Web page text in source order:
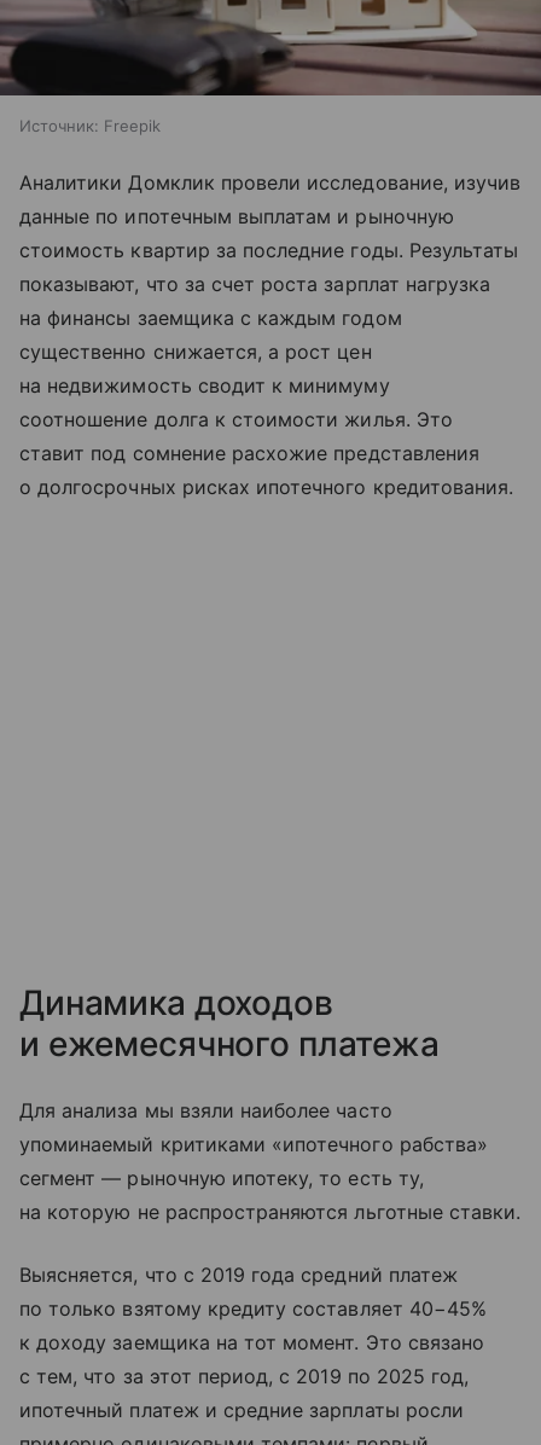
Источник: Freepik
Аналитики Домклик провели исследование, изучив
данные по ипотечным выплатам и рыночную
стоимость квартир за последние годы. Результаты
показывают, что за счет роста зарплат нагрузка
на финансы заемщика с каждым годом
существенно снижается, а рост цен
на недвижимость сводит к минимуму
соотношение долга к стоимости жилья. Это
ставит под сомнение расхожие представления
о долгосрочных рисках ипотечного кредитования.
Динамика доходов
и ежемесячного платежа
Для анализа мы взяли наиболее часто
упоминаемый критиками «ипотечного рабства»
сегмент — рыночную ипотеку, то есть ту,
на которую не распространяются льготные ставки.
Выясняется, что с 2019 года средний платеж
по только взятому кредиту составляет 40−45%
к доходу заемщика на тот момент. Это связано
с тем, что за этот период, с 2019 по 2025 год,
ипотечный платеж и средние зарплаты росли